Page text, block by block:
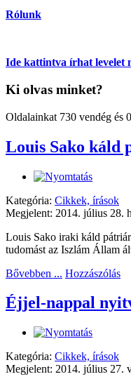
Rólunk
Ide kattintva írhat levelet
Ki olvas minket?
Oldalainkat 730 vendég és
Louis Sako káld
Kategória: Cikkek, írások
Megjelent: 2014. július 28.
Louis Sako iraki káld
tudomást az Iszlám Állam
Bővebben ... Hozzászólás
Éjjel-nappal
Kategória: Cikkek, írások
Megjelent: 2014. július 27.